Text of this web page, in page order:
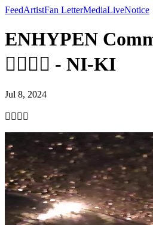
FeedArtistFan LetterMediaLiveNotice
ENHYPEN
🙅‍♂️🙆‍♂️ - NI-KI
Jul 8, 2024
🙅‍♂️🙆‍♂️